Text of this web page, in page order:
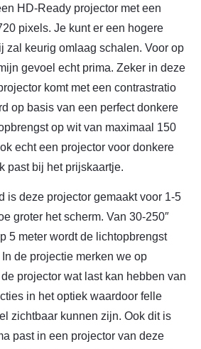
HD-Ready projector met een
pixels. Je kunt er een hogere
zal keurig omlaag schalen. Voor op
gevoel echt prima. Zeker in deze
komt met een contrastratio
op basis van een perfect donkere
op wit van maximaal 150
echt een projector voor donkere
past bij het prijskaartje.
is deze projector gemaakt voor 1-5
groter het scherm. Van 30-250″
5 meter wordt de lichtopbrengst
de projectie merken we op
projector wat last kan hebben van
in het optiek waardoor felle
zichtbaar kunnen zijn. Ook dit is
past in een projector van deze